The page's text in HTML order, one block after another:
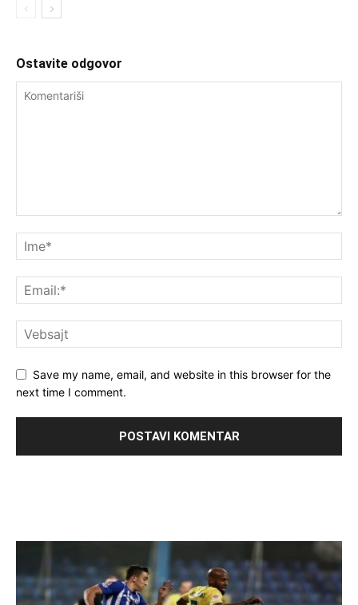
Ostavite odgovor
Save my name, email, and website in this browser for the
next time I comment.